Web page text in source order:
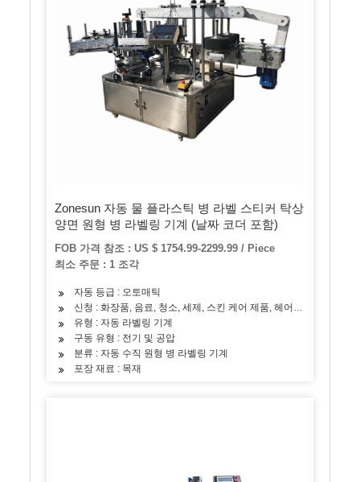
Zonesun 자동 물 플라스틱 병 라벨 스티커 탁상
양면 원형 병 라벨링 기계 (날짜 코더 포함)
FOB 가격 참조 : US $ 1754.99-2299.99 / Piece
최소 주문 : 1 조각
자동 등급 : 오토매틱
신청 : 화장품, 음료, 청소, 세제, 스킨 케어 제품, 헤어 케어 제품, 오
유형 : 자동 라벨링 기계
구동 유형 : 전기 및 공압
분류 : 자동 수직 원형 병 라벨링 기계
포장 재료 : 목재